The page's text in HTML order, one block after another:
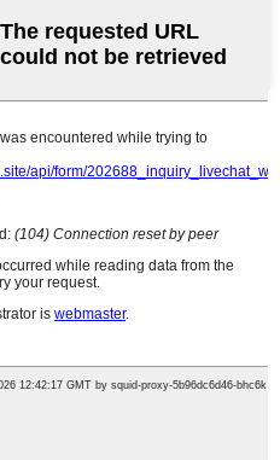
தேட என்டரை அழுத்தவும் அல்லது